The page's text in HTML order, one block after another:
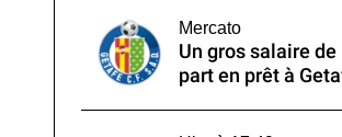
Mercato
Un gros salaire de
part en prêt à